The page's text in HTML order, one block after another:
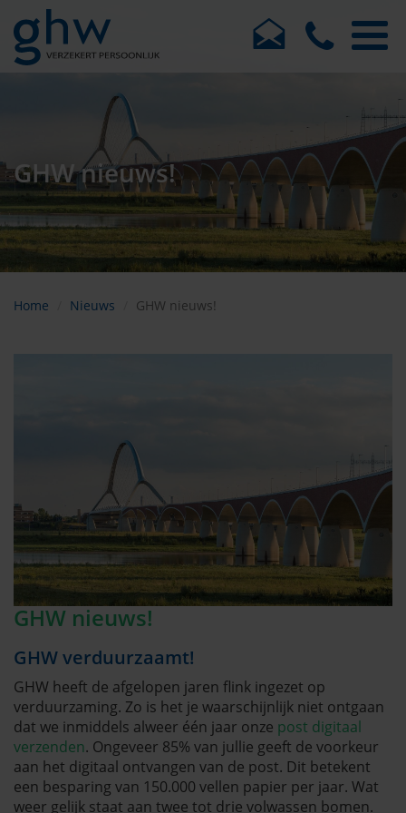
GHW nieuws!
Home Nieuws GHW nieuws!
GHW nieuws!
GHW verduurzaamt!
GHW heeft de afgelopen jaren flink ingezet op
verduurzaming. Zo is het je waarschijnlijk niet ontgaan
dat we inmiddels alweer één jaar onze post digitaal
verzenden. Ongeveer 85% van jullie geeft de voorkeur
aan het digitaal ontvangen van de post. Dit betekent
een besparing van 150.000 vellen papier per jaar. Wat
weer gelijk staat aan twee tot drie volwassen bomen.